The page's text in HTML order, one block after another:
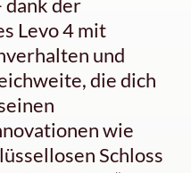
dank der
Levo 4 mit
und
die dich
wie
Schloss